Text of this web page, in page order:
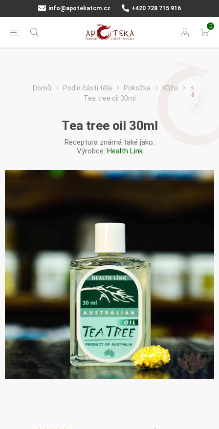
info@apotekatcm.cz +420 728 715 916
0
Domů Podle částí těla Pokožka
Kůže
Tea tree oil 30ml
Tea tree oil 30ml
Receptura známá také jako:
Výrobce: Health Link